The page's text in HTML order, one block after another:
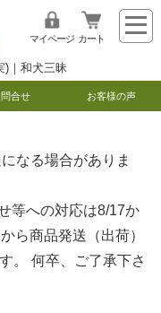
)｜和犬三昧
マイページ カート
問合せ お客様の声
なる場合がありま
等への対応は8/17か
ら商品発送（出荷）
。 何卒、ご了承下さ